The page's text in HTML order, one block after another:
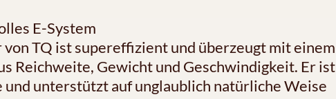
E-System
TQ ist supereffizient und überzeugt mit einem
Reichweite, Gewicht und Geschwindigkeit. Er ist
unterstützt auf unglaublich natürliche Weise